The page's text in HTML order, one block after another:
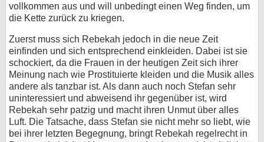
vollkommen aus und will unbedingt einen Weg finden, um
die Kette zurück zu kriegen.
Zuerst muss sich Rebekah jedoch in die neue Zeit
einfinden und sich entsprechend einkleiden. Dabei ist sie
schockiert, da die Frauen in der heutigen Zeit sich ihrer
Meinung nach wie Prostituierte kleiden und die Musik alles
andere als tanzbar ist. Als dann auch noch Stefan sehr
uninteressiert und abweisend ihr gegenüber ist, wird
Rebekah sehr patzig und macht ihren Unmut über alles
Luft. Die Tatsache, dass Stefan sie nicht mehr so liebt, wie
bei ihrer letzten Begegnung, bringt Rebekah regelrecht in